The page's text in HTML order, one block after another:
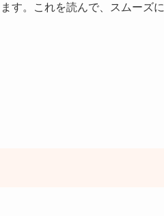
す。これを読んで、スムーズに